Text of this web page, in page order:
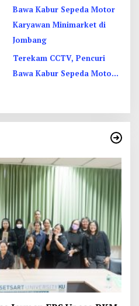
Terekam CCTV, Pencuri
Bawa Kabur Sepeda Motor